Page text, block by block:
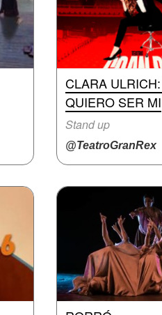
CLARA
QUIERO SER MI
Stand up
@TeatroGranRex